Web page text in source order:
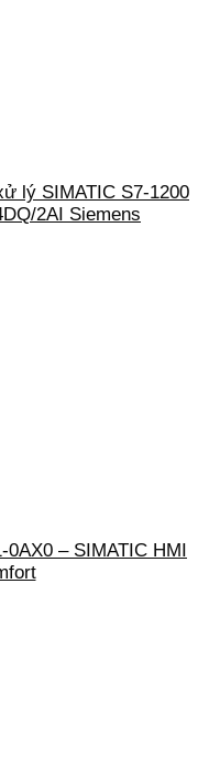
lý SIMATIC S7-1200
2AI Siemens
0AX0 – SIMATIC HMI